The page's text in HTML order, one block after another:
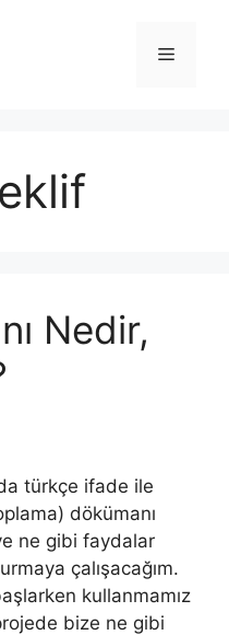
Menü
Nedir,
türkçe ifade ile
dökümanı
ne gibi faydalar
çalışacağım.
kullanmamız
bize ne gibi